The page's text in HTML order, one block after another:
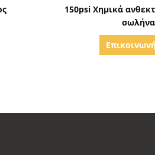
150psi Χημικά
σωλήνα